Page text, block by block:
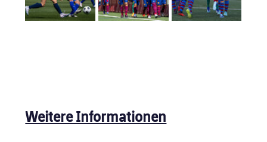
Weitere Informationen